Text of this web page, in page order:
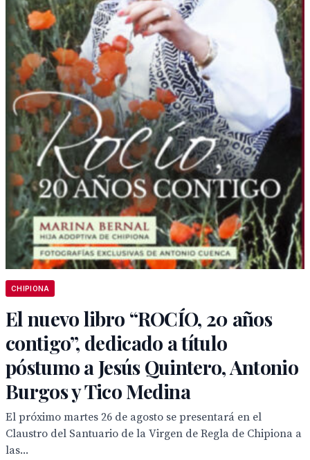
CHIPIONA
El nuevo libro “ROCÍO, 20 años
contigo”, dedicado a título
póstumo a Jesús Quintero, Antonio
Burgos y Tico Medina
El próximo martes 26 de agosto se presentará en el
Claustro del Santuario de la Virgen de Regla de Chipiona a
las...